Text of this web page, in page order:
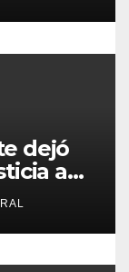
dejó
aún
peso